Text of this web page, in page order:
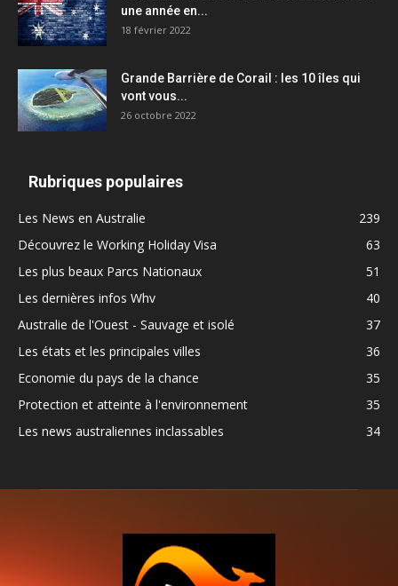
une année en...
18 février 2022
Grande Barrière de Corail : les 10 îles qui
vont vous...
26 octobre 2022
Rubriques populaires
Les News en Australie
239
Découvrez le Working Holiday Visa
63
Les plus beaux Parcs Nationaux
51
Les dernières infos Whv
40
Australie de l'Ouest - Sauvage et isolé
37
Les états et les principales villes
36
Economie du pays de la chance
35
Protection et atteinte à l'environnement
35
Les news australiennes inclassables
34